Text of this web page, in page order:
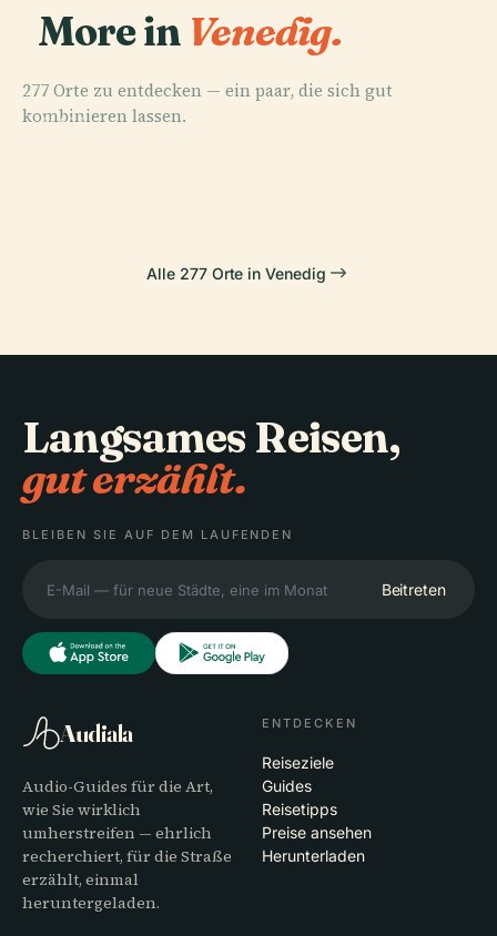
More in Venedig.
277 Orte zu entdecken — ein paar, die sich gut
kombinieren lassen.
PLACE
PLACE
Alle 277 Orte in Venedig
Langsames Reisen,
gut erzählt.
BLEIBEN SIE AUF DEM LAUFENDEN
Beitreten
Audiala
Audio-Guides für die Art,
wie Sie wirklich
umherstreifen — ehrlich
recherchiert, für die Straße
erzählt, einmal
heruntergeladen.
ENTDECKEN
Reiseziele
Guides
Reisetipps
Preise ansehen
Herunterladen